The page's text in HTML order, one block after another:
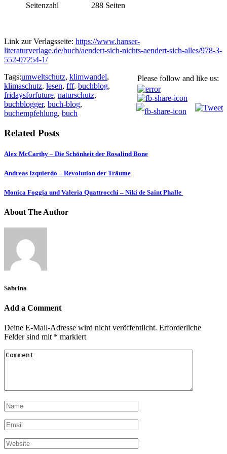
Seitenzahl
288 Seiten
Link zur Verlagsseite: https://www.hanser-
literaturverlage.de/buch/aendert-sich-nichts-aendert-sich-alles/978-3-
552-07254-1/
Please follow and like us:
Tags:umweltschutz, klimwandel,
klimaschutz, lesen, fff, buchblog,
fridaysforfuture, naturschutz,
buchblogger, buch-blog,
buchempfehlung, buch
Related Posts
Alex McCarthy – Die Schönheit der Rosalind Bone
Andreas Izquierdo – Revolution der Träume
Monica Foggia und Valeria Quattrocchi – Niki de Saint Phalle
About The Author
Sabrina
Add a Comment
Deine E-Mail-Adresse wird nicht veröffentlicht. Erforderliche
Felder sind mit * markiert